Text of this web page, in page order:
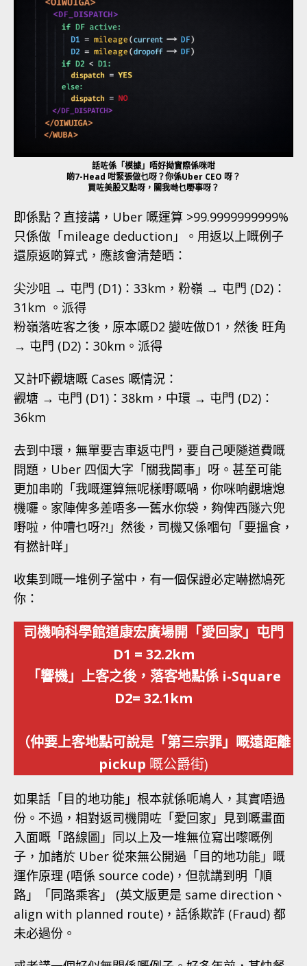
話咗係「模據」唔好拗實際係咪咁
啲7-Head 咁緊張做乜呀？你係Uber CEO 呀？
買咗美股又點呀，關我哋乜嘢事呀？
即係點？直接講，Uber 嘅運算 >99.9999999999%
只係做「mileage deduction」。用返以上嘅例子
還原返啲算式，應該會清楚晒：
尖沙咀 → 屯門 (D1)：33km，粉嶺 → 屯門 (D2)：
31km 。派得
粉嶺落咗客之後，原本嘅D2 變咗做D1，然後 旺角
→ 屯門 (D2)：30km。派得
又計吓觀塘嘅 Cases 嘅情況：
觀塘 → 屯門 (D1)：38km，中環 → 屯門 (D2)：
36km
去到中環，無單要吉車返屯門，要自己哽隧道費嘅
問題，Uber 四個大字「關我閪事」呀。甚至可能
更加串啲「我嘅運算無呢樣嘢嘅喎，你咪响觀塘熄
機囉。家陣俾多差唔多一舊水你袋，夠俾西隧六兜
嘢啦，仲嘈乜呀?!」然後，司機又係嗰句「要搵食，
有撚計咩」
收集到嘅一堆例子當中，有一個保證必定嚇撚鳩死
你：
司機响科學館道康宏廣場開「愛回家」屯門
D1 = 32.2km
「響機」上客之後，落客地點係 i-Square
D2= 32.1km
（仲要上客地點可說是「第三宗罪」嘅遠距離
pickup 嘅公爵街)
如果話「目的地功能」根本就係呃鳩人，其實唔過
份。不過，相對返司機開咗「愛回家」見到嘅畫面
入面嘅「路線圖」同以上及一堆無位寫出嚟嘅例
子，加諸於 Uber 從來無公開過「目的地功能」嘅
運作原理 (唔係 source code)，但就講到明「順
路」「同路乘客」 (英文版更是 same direction、
align with planned route)，話係欺詐 (Fraud) 都
未必過份。